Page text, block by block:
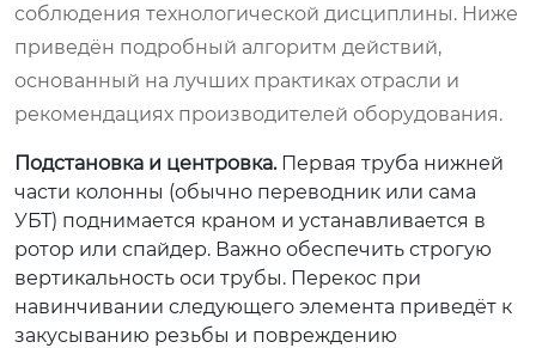
соблюдения технологической дисциплины. Ниже
приведён подробный алгоритм действий,
основанный на лучших практиках отрасли и
рекомендациях производителей оборудования.
Подстановка и центровка.Первая труба нижней
части колонны (обычно переводник или сама
УБТ) поднимается краном и устанавливается в
ротор или спайдер. Важно обеспечить строгую
вертикальность оси трубы. Перекос при
навинчивании следующего элемента приведёт к
закусыванию резьбы и повреждению